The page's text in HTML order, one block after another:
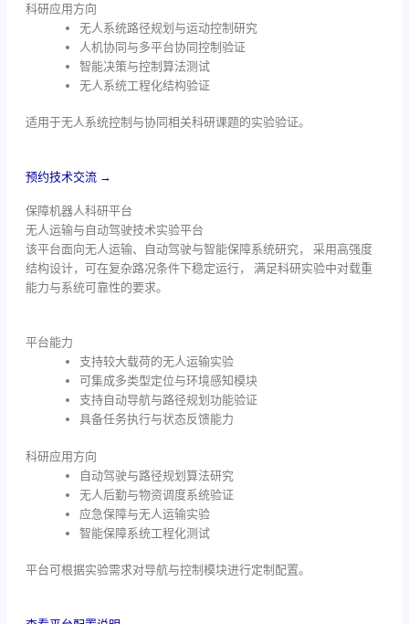
科研应用方向
无人系统路径规划与运动控制研究
人机协同与多平台协同控制验证
智能决策与控制算法测试
无人系统工程化结构验证
适用于无人系统控制与协同相关科研课题的实验验证。
预约技术交流 →
保障机器人科研平台
无人运输与自动驾驶技术实验平台
该平台面向无人运输、自动驾驶与智能保障系统研究， 采用高强度
结构设计，可在复杂路况条件下稳定运行， 满足科研实验中对载重
能力与系统可靠性的要求。
平台能力
支持较大载荷的无人运输实验
可集成多类型定位与环境感知模块
支持自动导航与路径规划功能验证
具备任务执行与状态反馈能力
科研应用方向
自动驾驶与路径规划算法研究
无人后勤与物资调度系统验证
应急保障与无人运输实验
智能保障系统工程化测试
平台可根据实验需求对导航与控制模块进行定制配置。